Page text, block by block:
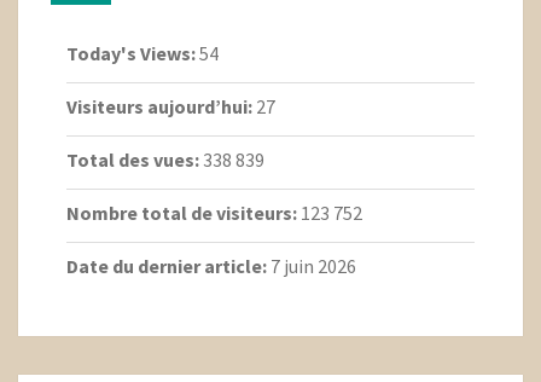
Today's Views:54
Visiteurs aujourd’hui: 27
Total des vues: 338 839
Nombre total de visiteurs: 123 752
Date du dernier article: 7 juin 2026